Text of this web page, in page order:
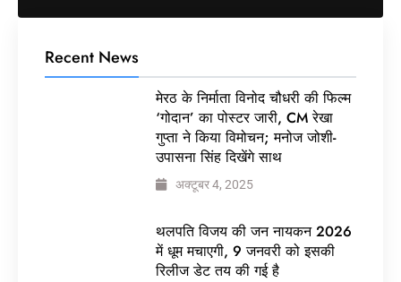
Recent News
मेरठ के निर्माता विनोद चौधरी की फिल्म
‘गोदान’ का पोस्टर जारी, CM रेखा
गुप्ता ने किया विमोचन; मनोज जोशी-
उपासना सिंह दिखेंगे साथ
अक्टूबर 4, 2025
थलपति विजय की जन नायकन 2026
में धूम मचाएगी, 9 जनवरी को इसकी
रिलीज डेट तय की गई है